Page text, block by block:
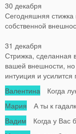
30 декабря
Сегодняшняя стижка
собственной
31 декабря
Стрижка, сделанная
вашей внешности,
интуиция и
Валентина Когда
Мария А ты к
Вадим Когда у Вас